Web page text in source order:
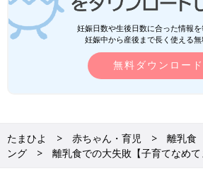
妊娠日数や生後日数に合った情報
妊娠中から産後まで長く使える無
無料ダウンロード
たまひよ 赤ちゃん・育児 離乳食
ング
離乳食での大失敗【子育てなめて